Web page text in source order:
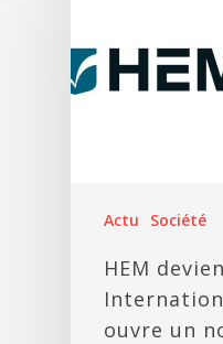
Actu Société
HEM
ouvre un